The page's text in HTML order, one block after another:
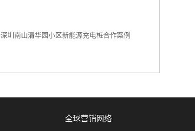
深圳南山清华园小区新能源充电桩合作案例
全球营销网络